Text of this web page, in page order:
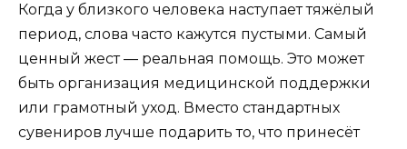
Когда у близкого человека наступает тяжёлый
период, слова часто кажутся пустыми. Самый
ценный жест — реальная помощь. Это может
быть организация медицинской поддержки
или грамотный уход. Вместо стандартных
сувениров лучше подарить то, что принесёт